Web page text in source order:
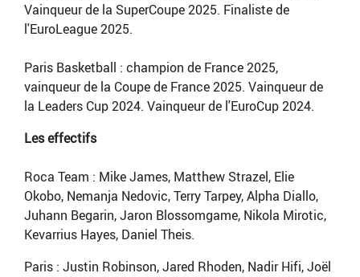
Vainqueur de la SuperCoupe 2025. Finaliste de
l'EuroLeague 2025.
Paris Basketball : champion de France 2025,
vainqueur de la Coupe de France 2025. Vainqueur de
la Leaders Cup 2024. Vainqueur de l'EuroCup 2024.
Les effectifs
Roca Team : Mike James, Matthew Strazel, Elie
Okobo, Nemanja Nedovic, Terry Tarpey, Alpha Diallo,
Juhann Begarin, Jaron Blossomgame, Nikola Mirotic,
Kevarrius Hayes, Daniel Theis.
Paris : Justin Robinson, Jared Rhoden, Nadir Hifi, Joël